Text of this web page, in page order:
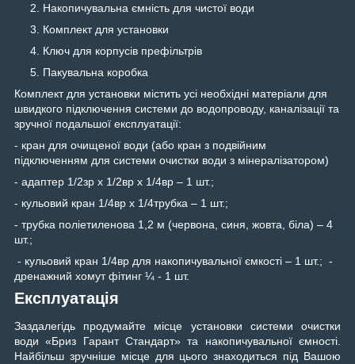
Накопичувальна ємність для чистої води
Комплект для установки
Ключ для корпусів префільтрів
Пакувальна коробка
Комплект для установки містить усі необхідні матеріали для
швидкого підключення системи до водопроводу, каналізації та
зручної подальшої експлуатації:
- кран для очищеної води (або кран з подвійним
підключенням для системи очистки води з мінералізатором)
- адаптер 1/2зр х 1/2вр х 1/4вр – 1 шт.;
- кульовий кран 1/4вр х 1/4трубка – 1 шт.;
- трубка поліетиленова 1,2 м (червона, синя, жовта, біла) – 4
шт.;
- кульовий кран 1/4вр для накопичувальної ємкості – 1 шт.; -
дренажний хомут фітинг ¼ - 1 шт.
Експлуатація
Заздалегідь продумайте місце установки системи очистки
води «Бриз Гарант Стандарт» та накопичувальної ємності.
Найбільш зручніше місце для цього знаходиться під Вашою